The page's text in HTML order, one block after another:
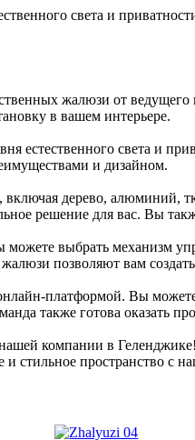
света и
жалюзи от
в вашем интерьере.
естественного света и
и дизайном.
дерево, алюминий,
решение для вас. Вы
выбрать механизм
позволяют вам
платформой. Вы
также готова оказать
компании в
и стильное пространство